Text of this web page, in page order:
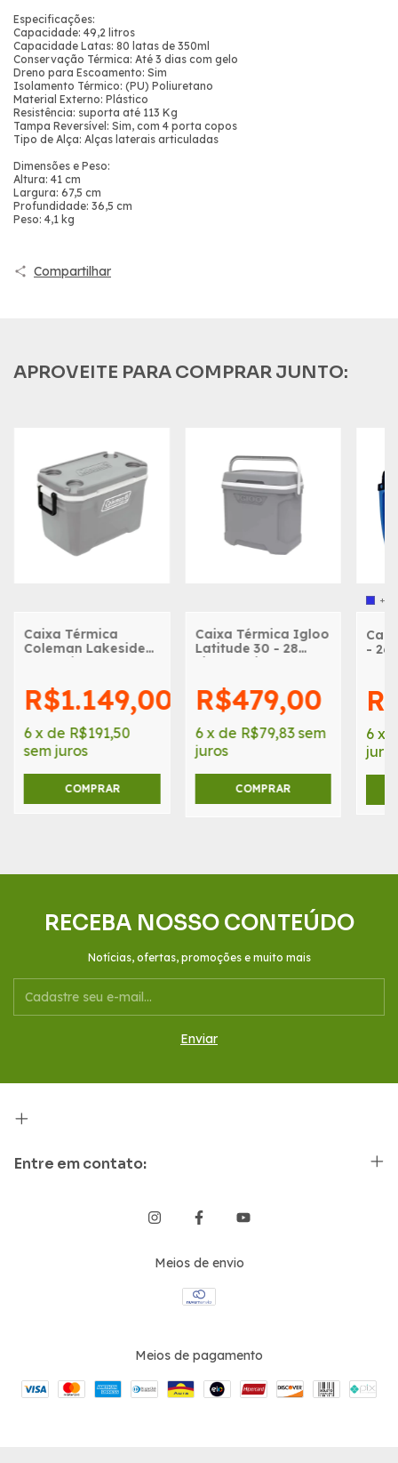
Especificações:
Capacidade: 49,2 litros
Capacidade Latas: 80 latas de 350ml
Conservação Térmica: Até 3 dias com gelo
Dreno para Escoamento: Sim
Isolamento Térmico: (PU) Poliuretano
Material Externo: Plástico
Resistência: suporta até 113 Kg
Tampa Reversível: Sim, com 4 porta copos
Tipo de Alça: Alças laterais articuladas
Dimensões e Peso:
Altura: 41 cm
Largura: 67,5 cm
Profundidade: 36,5 cm
Peso: 4,1 kg
Compartilhar
APROVEITE PARA COMPRAR JUNTO:
Caixa Térmica
Coleman Lakeside
316 Series 52QT -
R$1.149,00
6 x de R$191,50
sem juros
COMPRAR
Caixa Térmica Igloo
Latitude 30 - 28
Litros - Cinza
R$479,00
6 x de R$79,83 sem
juros
+6
- 26
6 x
juros
RECEBA NOSSO CONTEÚDO
Notícias, ofertas, promoções e muito mais
Entre em contato:
Meios de envio
Meios de pagamento